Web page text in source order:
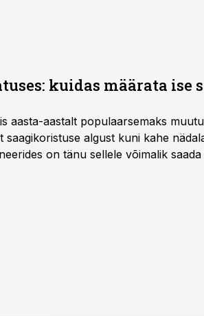
kuidas määrata ise
aasta-aastalt populaarsemaks
algust kuni kahe
on tänu sellele võimalik